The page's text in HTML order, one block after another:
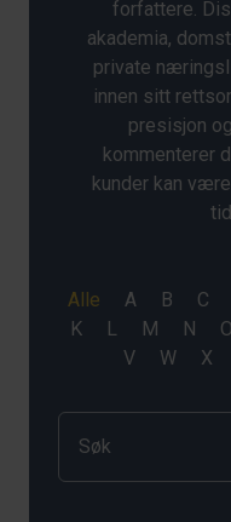
forfattere.
akademia,
private
innen sitt
presisjon
kommenterer
kunder kan